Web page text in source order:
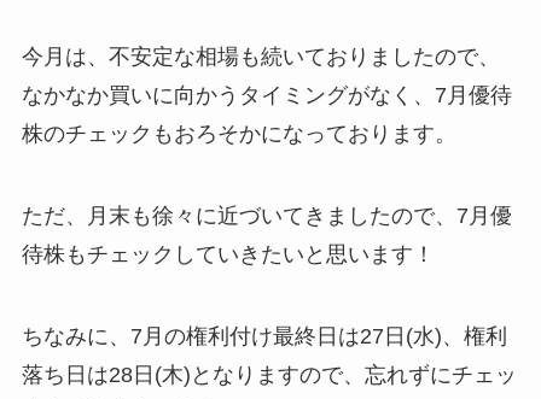
今月は、不安定な相場も続いておりましたので、
なかなか買いに向かうタイミングがなく、7月優待
株のチェックもおろそかになっております。
ただ、月末も徐々に近づいてきましたので、7月優
待株もチェックしていきたいと思います！
ちなみに、7月の権利付け最終日は27日(水)、権利
落ち日は28日(木)となりますので、忘れずにチェッ